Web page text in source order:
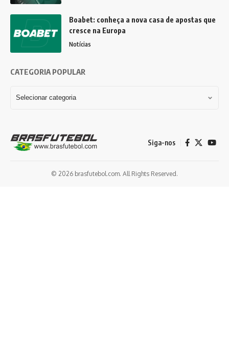
Boabet: conheça a nova casa de apostas que
cresce na Europa
Notícias
CATEGORIA POPULAR
Siga-nos
© 2026 brasfutebol.com. All Rights Reserved.